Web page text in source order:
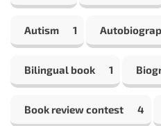
Autism 1
Bilingual book 1
Book review contest 4